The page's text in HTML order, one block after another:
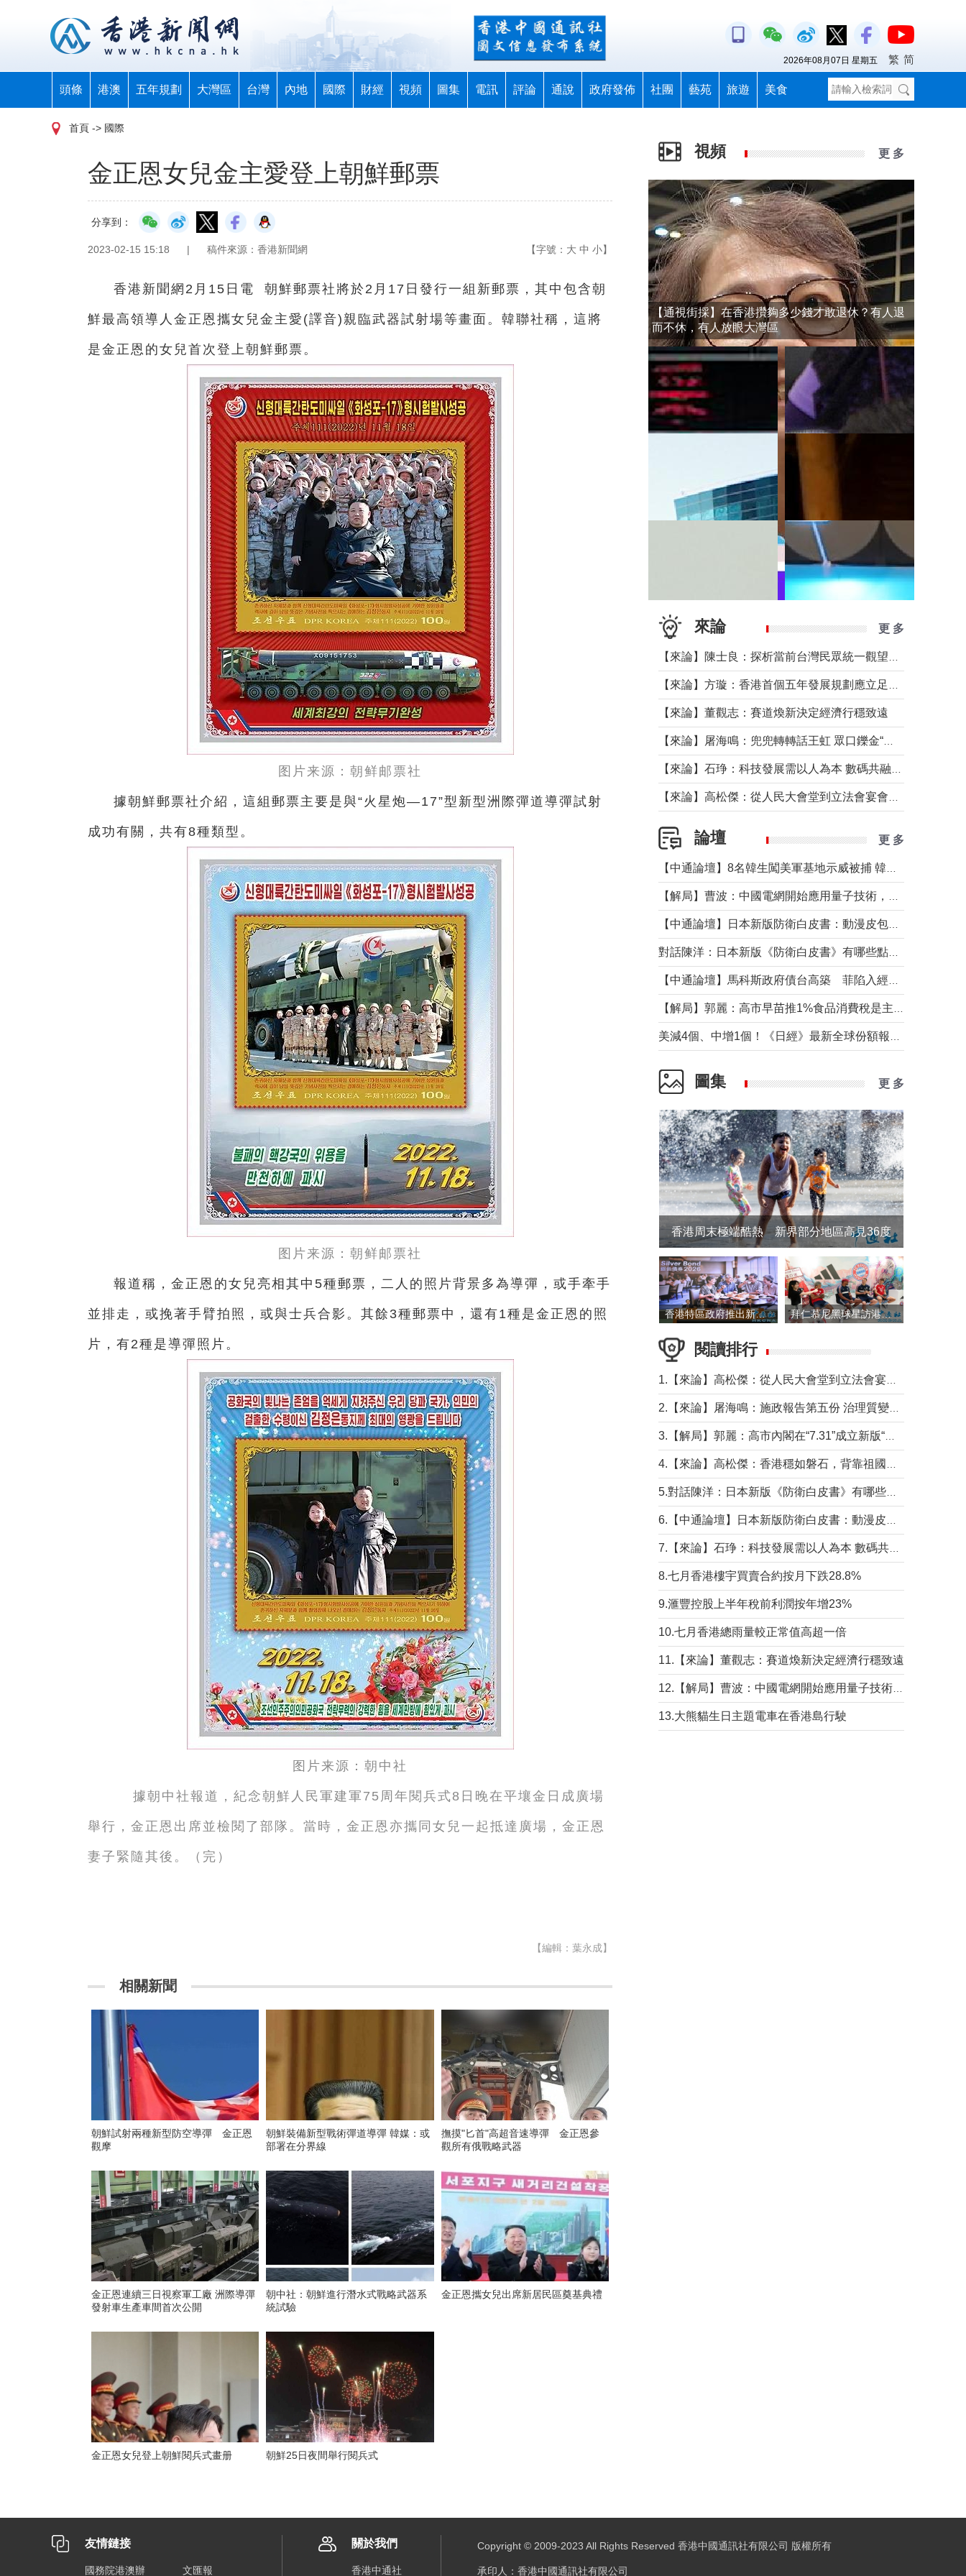
頭條 港澳 五年規劃 大灣區 台灣 內地 國際 財經 視頻 圖集 電訊 評論 通說 政府發佈 社團 藝苑 旅遊 美食
2026年08月07日 星期五 繁 简
首頁 -> 國際
金正恩女兒金主愛登上朝鮮郵票
分享到：
2023-02-15 15:18 | 稿件來源：香港新聞網 【字號： 大 中 小】
香港新聞網2月15日電 朝鮮郵票社將於2月17日發行一組新郵票，其中包含朝
鮮最高領導人金正恩攜女兒金主愛(譯音)親臨武器試射場等畫面。韓聯社稱，這將
是金正恩的女兒首次登上朝鮮郵票。
图片来源：朝鲜邮票社
據朝鮮郵票社介紹，這組郵票主要是與“火星炮—17”型新型洲際彈道導彈試射
成功有關，共有8種類型。
图片来源：朝鲜邮票社
報道稱，金正恩的女兒亮相其中5種郵票，二人的照片背景多為導彈，或手牽手
並排走，或挽著手臂拍照，或與士兵合影。其餘3種郵票中，還有1種是金正恩的照
片，有2種是導彈照片。
图片来源：朝中社
據朝中社報道，紀念朝鮮人民軍建軍75周年閱兵式8日晚在平壤金日成廣場
舉行，金正恩出席並檢閱了部隊。當時，金正恩亦攜同女兒一起抵達廣場，金正恩
妻子緊隨其後。（完）
【編輯：葉永成】
相關新聞
朝鮮試射兩種新型防空導彈 金正恩
觀摩
朝鮮裝備新型戰術彈道導彈 韓媒：或
部署在分界線
撫摸"匕首"高超音速導彈 金正恩參
觀所有俄戰略武器
金正恩連續三日視察軍工廠 洲際導彈
發射車生產車間首次公開
朝中社：朝鮮進行潛水式戰略武器系
統試驗
金正恩攜女兒出席新居民區奠基典禮
金正恩女兒登上朝鮮閱兵式畫册 朝鮮25日夜間舉行閱兵式
視頻 更 多
【通視街採】在香港攢夠多少錢才敢退休？有人退
而不休，有人放眼大灣區
來論 更 多
【來論】董觀志：賽道煥新決定經濟行穩致遠
論壇 更 多
圖集 更 多
香港周末極端酷熱 新界部分地區高見36度
香港特區政府推出新一批銀色債券 每手1萬元保底息4.25厘 拜仁慕尼黑球星訪港 與球迷近距離互動
閱讀排行
8.七月香港樓宇買賣合約按月下跌28.8%
9.滙豐控股上半年稅前利潤按年增23%
10.七月香港總雨量較正常值高超一倍
11.【來論】董觀志：賽道煥新決定經濟行穩致遠
13.大熊貓生日主題電車在香港島行駛
友情鏈接
國務院港澳辦 文匯報
關於我們
香港中通社
Copyright © 2009-2023 All Rights Reserved 香港中國通訊社有限公司 版權所有
承印人：香港中國通訊社有限公司